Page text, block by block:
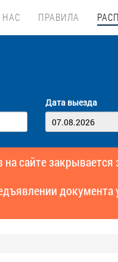
НАС ПРАВИЛА
Дата выезда
сайте